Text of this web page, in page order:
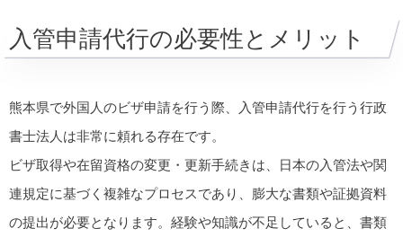
入管申請代行の必要性とメリット
熊本県で外国人のビザ申請を行う際、入管申請代行を行う行政
書士法人は非常に頼れる存在です。
ビザ取得や在留資格の変更・更新手続きは、日本の入管法や関
連規定に基づく複雑なプロセスであり、膨大な書類や証拠資料
の提出が必要となります。経験や知識が不足していると、書類